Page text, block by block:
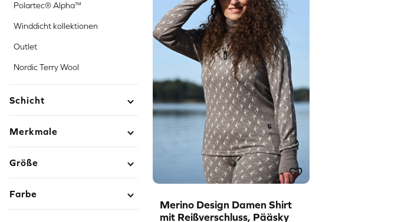
Polartec® Alpha™
Winddicht kollektionen
Outlet
Nordic Terry Wool
Schicht
Merkmale
Größe
Farbe
Merino Design Damen Shirt
mit Reißverschluss, Pääsky